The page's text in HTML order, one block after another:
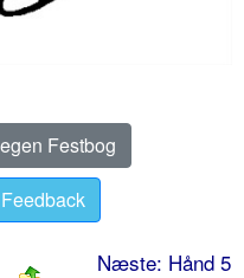
Festbog
Feedback
Næste: Hånd 5